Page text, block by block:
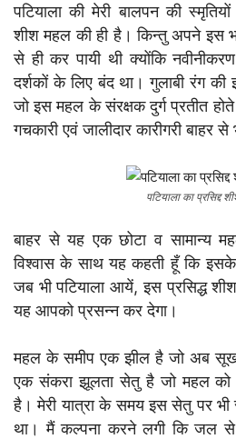
पटियाला की मेरी बालपन की
शीश महल की ही है। किन्तु अपने इस
से ही कर पायी थी क्योंकि
दर्शकों के लिए बंद था। गुलाबी रंग
जो इस महल के संरक्षक दुर्ग प्रतीत
गचकारी एवं जालीदार कारीगरी बाहर
पटियाला का प्रसिद्द
बाहर से यह एक छोटा व सामान्य
विश्वास के साथ यह कहती हूँ कि
जब भी पटियाला आयें, इस प्रसिद्ध
यह आपको प्रसन्न कर देगा।
महल के समीप एक झील है जो अब
एक संकरा झूलता सेतु है जो महल
है। मेरी यात्रा के समय इस सेतु पर भी
था। मैं कल्पना करने लगी कि जल